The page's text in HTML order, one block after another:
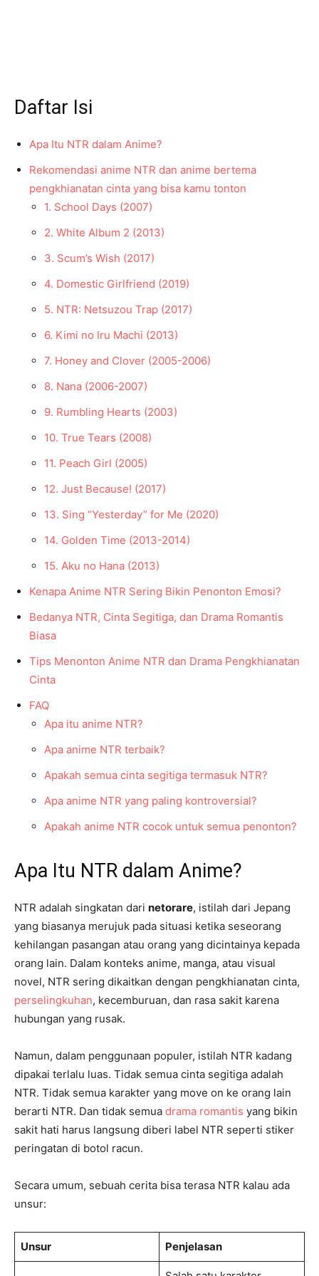
Daftar Isi
Apa Itu NTR dalam Anime?
Rekomendasi anime NTR dan anime bertema
pengkhianatan cinta yang bisa kamu tonton
1. School Days (2007)
2. White Album 2 (2013)
3. Scum’s Wish (2017)
4. Domestic Girlfriend (2019)
5. NTR: Netsuzou Trap (2017)
6. Kimi no Iru Machi (2013)
7. Honey and Clover (2005-2006)
8. Nana (2006-2007)
9. Rumbling Hearts (2003)
10. True Tears (2008)
11. Peach Girl (2005)
12. Just Because! (2017)
13. Sing “Yesterday” for Me (2020)
14. Golden Time (2013-2014)
15. Aku no Hana (2013)
Kenapa Anime NTR Sering Bikin Penonton Emosi?
Bedanya NTR, Cinta Segitiga, dan Drama Romantis
Biasa
Tips Menonton Anime NTR dan Drama Pengkhianatan
Cinta
FAQ
Apa itu anime NTR?
Apa anime NTR terbaik?
Apakah semua cinta segitiga termasuk NTR?
Apa anime NTR yang paling kontroversial?
Apakah anime NTR cocok untuk semua penonton?
Apa Itu NTR dalam Anime?
NTR adalah singkatan dari netorare, istilah dari Jepang
yang biasanya merujuk pada situasi ketika seseorang
kehilangan pasangan atau orang yang dicintainya kepada
orang lain. Dalam konteks anime, manga, atau visual
novel, NTR sering dikaitkan dengan pengkhianatan cinta,
perselingkuhan, kecemburuan, dan rasa sakit karena
hubungan yang rusak.
Namun, dalam penggunaan populer, istilah NTR kadang
dipakai terlalu luas. Tidak semua cinta segitiga adalah
NTR. Tidak semua karakter yang move on ke orang lain
berarti NTR. Dan tidak semua drama romantis yang bikin
sakit hati harus langsung diberi label NTR seperti stiker
peringatan di botol racun.
Secara umum, sebuah cerita bisa terasa NTR kalau ada
unsur:
Unsur Penjelasan